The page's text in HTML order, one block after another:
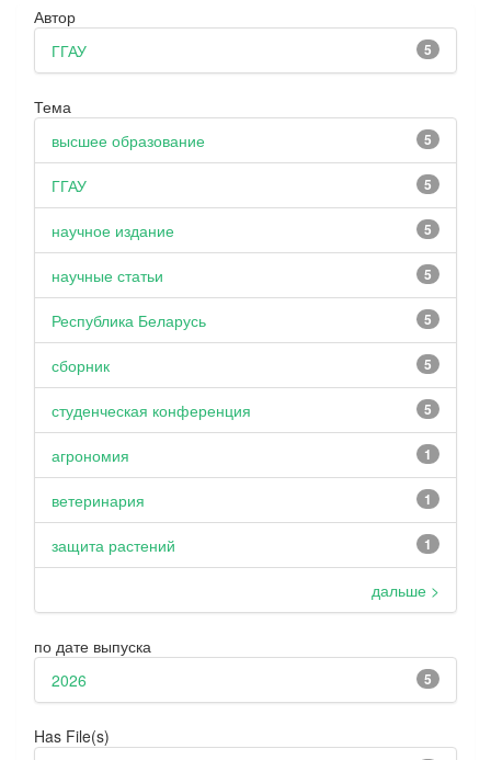
Автор
5
ГГАУ
Тема
5
высшее образование
5
ГГАУ
5
научное издание
5
научные статьи
5
Республика Беларусь
5
сборник
5
студенческая конференция
1
агрономия
1
ветеринария
1
защита растений
дальше >
по дате выпуска
5
2026
Has File(s)